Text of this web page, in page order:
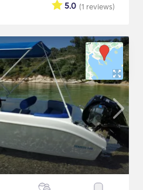
(1 reviews)
5.0